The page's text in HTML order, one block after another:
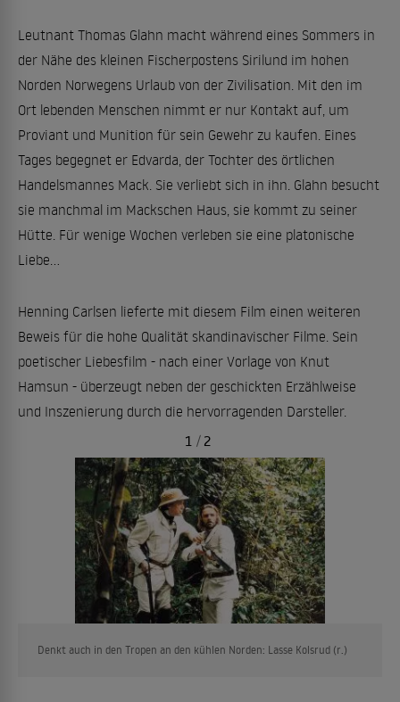
Leutnant Thomas Glahn macht während eines Sommers in
der Nähe des kleinen Fischerpostens Sirilund im hohen
Norden Norwegens Urlaub von der Zivilisation. Mit den im
Ort lebenden Menschen nimmt er nur Kontakt auf, um
Proviant und Munition für sein Gewehr zu kaufen. Eines
Tages begegnet er Edvarda, der Tochter des örtlichen
Handelsmannes Mack. Sie verliebt sich in ihn. Glahn besucht
sie manchmal im Mackschen Haus, sie kommt zu seiner
Hütte. Für wenige Wochen verleben sie eine platonische
Liebe...
Henning Carlsen lieferte mit diesem Film einen weiteren
Beweis für die hohe Qualität skandinavischer Filme. Sein
poetischer Liebesfilm - nach einer Vorlage von Knut
Hamsun - überzeugt neben der geschickten Erzählweise
und Inszenierung durch die hervorragenden Darsteller.
Denkt auch in den Tropen an den kühlen Norden: Lasse Kolsrud (r.)
1 / 2